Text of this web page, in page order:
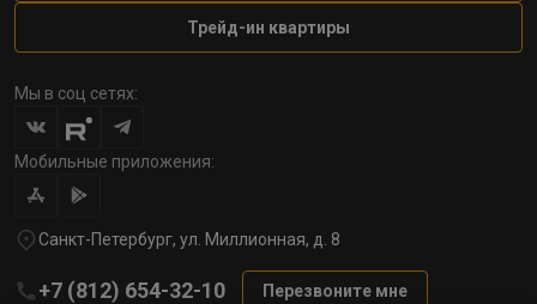
Трейд-ин квартиры
Мы в соц сетях:
Мобильные приложения:
Санкт-Петербург, ул. Миллионная, д. 8
+7 (812) 654-32-10 Перезвоните мне